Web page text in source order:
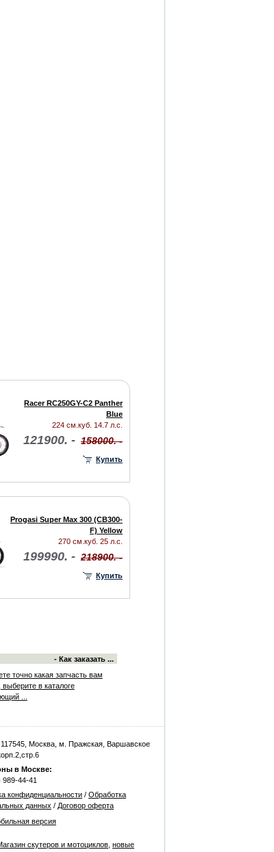
Racer RC250GY-C2 Panther
Blue
224 см.куб. 14.7 л.с.
121900. - 158000. -
Купить
Progasi Super Max 300 (CB300-
F) Yellow
270 см.куб. 25 л.с.
199990. - 218900. -
Купить
- Как заказать ...
точно какая запчасть вам
в каталоге
...
117545, Москва, м. Пражская, Варшавское
в Москве:
989-44-41
конфиденциальности / Обработка
данных / Договор оферта
версия
скутеров и мотоциклов новые